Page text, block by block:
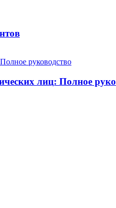
лиц: Полное